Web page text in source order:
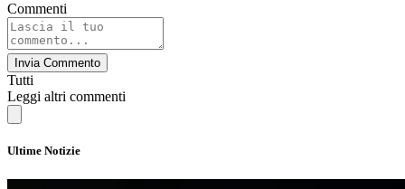
Commenti
Invia Commento
Tutti
Leggi altri commenti
Ultime Notizie